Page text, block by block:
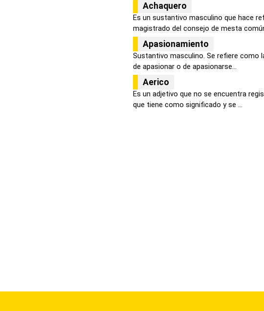
Achaquero
Es un sustantivo masculino que hace
magistrado del consejo de mesta
Apasionamiento
Sustantivo masculino. Se refiere como
de apasionar o de apasionarse...
Aerico
Es un adjetivo que no se encuentra
que tiene como significado y se ...